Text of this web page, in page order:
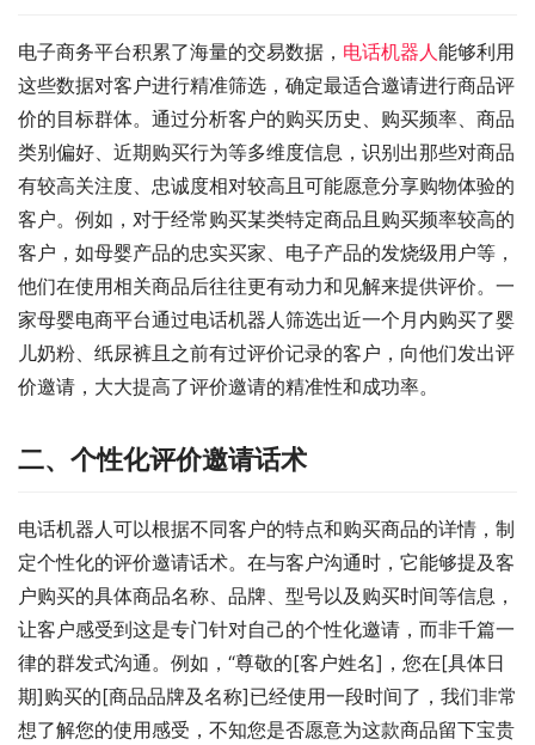
电子商务平台积累了海量的交易数据， 电话机器人能够利用
这些数据对客户进行精准筛选，确定最适合邀请进行商品评
价的目标群体。通过分析客户的购买历史、购买频率、商品
类别偏好、近期购买行为等多维度信息，识别出那些对商品
有较高关注度、忠诚度相对较高且可能愿意分享购物体验的
客户。例如，对于经常购买某类特定商品且购买频率较高的
客户，如母婴产品的忠实买家、电子产品的发烧级用户等，
他们在使用相关商品后往往更有动力和见解来提供评价。一
家母婴电商平台通过电话机器人筛选出近一个月内购买了婴
儿奶粉、纸尿裤且之前有过评价记录的客户，向他们发出评
价邀请，大大提高了评价邀请的精准性和成功率。
二、个性化评价邀请话术
电话机器人可以根据不同客户的特点和购买商品的详情，制
定个性化的评价邀请话术。在与客户沟通时，它能够提及客
户购买的具体商品名称、品牌、型号以及购买时间等信息，
让客户感受到这是专门针对自己的个性化邀请，而非千篇一
律的群发式沟通。例如，“尊敬的[客户姓名]，您在[具体日
期]购买的[商品品牌及名称]已经使用一段时间了，我们非常
想了解您的使用感受，不知您是否愿意为这款商品留下宝贵